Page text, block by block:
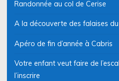
Randonnée au col de Cerise
A la découverte des falaises
Apéro de fin d’année à Cabris
Votre enfant veut faire de
l’inscrire